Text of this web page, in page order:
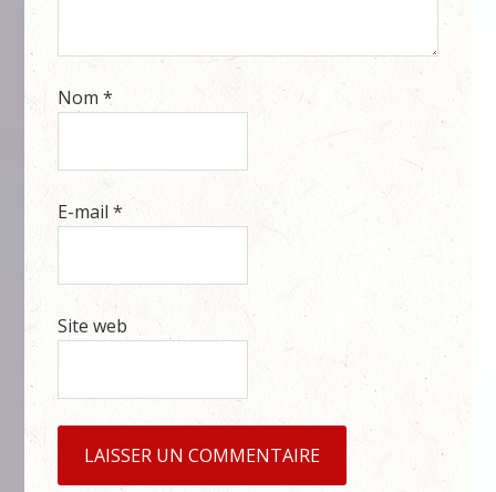
Nom*
E-mail*
Site web